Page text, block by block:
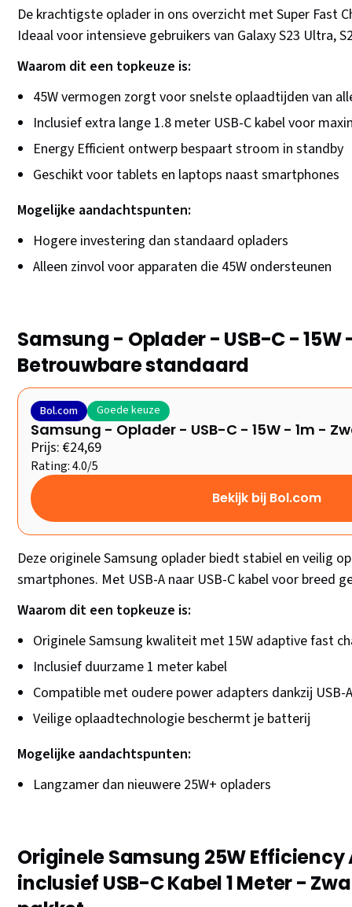
De krachtigste oplader in ons overzicht met Super Fast
Ideaal voor intensieve gebruikers van Galaxy S23 Ultra,
Waarom dit een topkeuze is:
45W vermogen zorgt voor snelste oplaadtijden van
Inclusief extra lange 1.8 meter USB-C kabel voor
Energy Efficient ontwerp bespaart stroom in standby
Geschikt voor tablets en laptops naast smartphones
Mogelijke aandachtspunten:
Hogere investering dan standaard opladers
Alleen zinvol voor apparaten die 45W ondersteunen
Samsung - Oplader - USB-C - 15W
Betrouwbare standaard
Bol.com Goede keuze
Samsung - Oplader - USB-C - 15W - 1m -
Prijs: €24,69
Rating: 4.0/5
Bekijk bij Bol.com
Deze originele Samsung oplader biedt stabiel en veilig
smartphones. Met USB-A naar USB-C kabel voor breed
Waarom dit een topkeuze is:
Originele Samsung kwaliteit met 15W adaptive fast
Inclusief duurzame 1 meter kabel
Compatible met oudere power adapters dankzij USB-
Veilige oplaadtechnologie beschermt je batterij
Mogelijke aandachtspunten:
Langzamer dan nieuwere 25W+ opladers
Originele Samsung 25W
inclusief USB-C Kabel 1 Meter -